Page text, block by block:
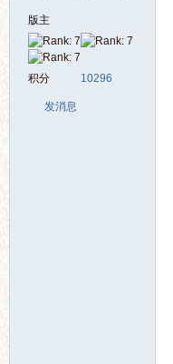
版主
积分 10296
发消息